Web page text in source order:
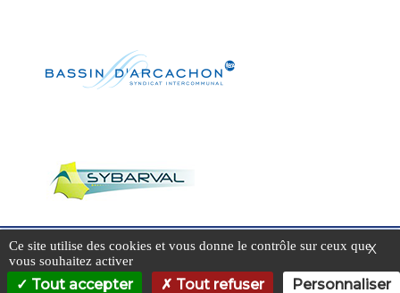
Neve| Propulsé par
X
Ce site utilise des cookies et vous donne le contrôle sur ceux que
vous souhaitez activer
Tout accepter Tout refuser Personnaliser